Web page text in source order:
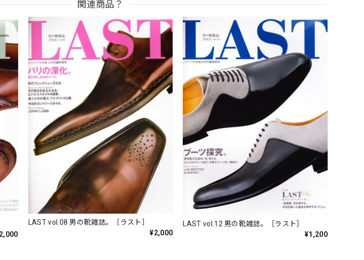
関連商品？
LAST vol.08 男の靴雑誌。［ラスト］
¥2,000
LAST vol.12 男の靴雑誌。［ラスト］
¥1,200